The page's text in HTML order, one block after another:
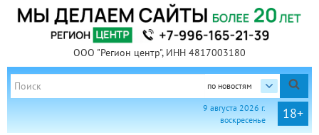
ООО "Регион центр", ИНН 4817003180
по новостям
18+
9 августа 2026 г.
воскресенье